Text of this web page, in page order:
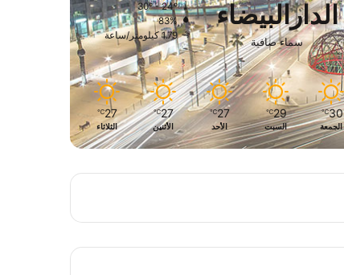
الدارالبيضاء
سماء صافية
30º - 24º
83%
1.79 كيلومتر/ساعة
30
℃
الجمعة
29
℃
السبت
27
℃
الأحد
27
℃
الأثنين
27
℃
الثلاثاء